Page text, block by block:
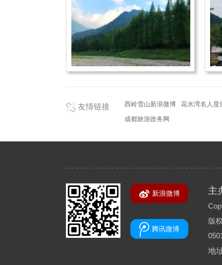
友情链接 西岭雪山新浪微博
花水湾名人度
成都旅游政务网
新浪微博
腾讯微博
主
版
地